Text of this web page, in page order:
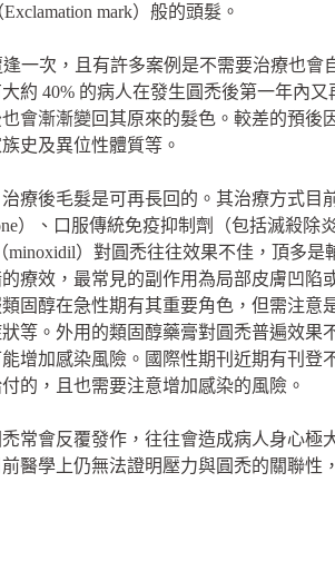
mark）般的頭髮。
一次，且有許多案例是不需要治療也
約 40% 的病人在發生圓禿後第一年內
會漸漸變回其原來的髮色。較差的預後
史及異位性體質等。
療後毛髮是可再長回的。其治療方式
）、口服傳統免疫抑制劑（包括滅殺
）對圓禿往往效果不佳，頂多
療效，最常見的副作用為局部皮膚凹陷
固醇在急性期有其重要角色，但需注意
等。外用的類固醇藥膏對圓禿普遍效果
增加感染風險。國際性期刊近期有刊登
的，且也需要注意增加感染的風險。
常會反覆發作，往往會造成病人身心極
醫學上仍無法證明壓力與圓禿的關聯性